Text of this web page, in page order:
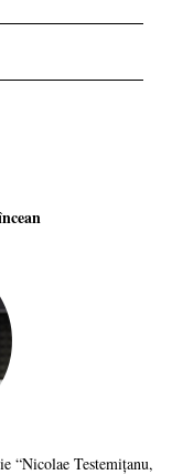
“Nicolae Testemițanu,